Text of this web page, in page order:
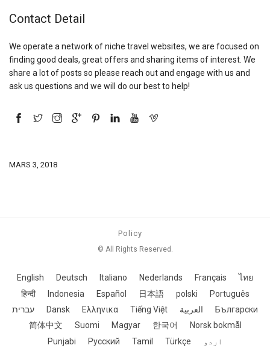
Contact Detail
We operate a network of niche travel websites, we are focused on
finding good deals, great offers and sharing items of interest. We
share a lot of posts so please reach out and engage with us and
ask us questions and we will do our best to help!
MARS 3, 2018
Policy
© All Rights Reserved.
English Deutsch Italiano Nederlands Français
ไทย
हिन्दी
Indonesia Español 日本語 polski
Português
עברית
Dansk Ελληνικα Tiếng Việt العربية
Български
简体中文
Suomi Magyar 한국어
Norsk bokmål
Punjabi
Русский Tamil Türkçe اردو